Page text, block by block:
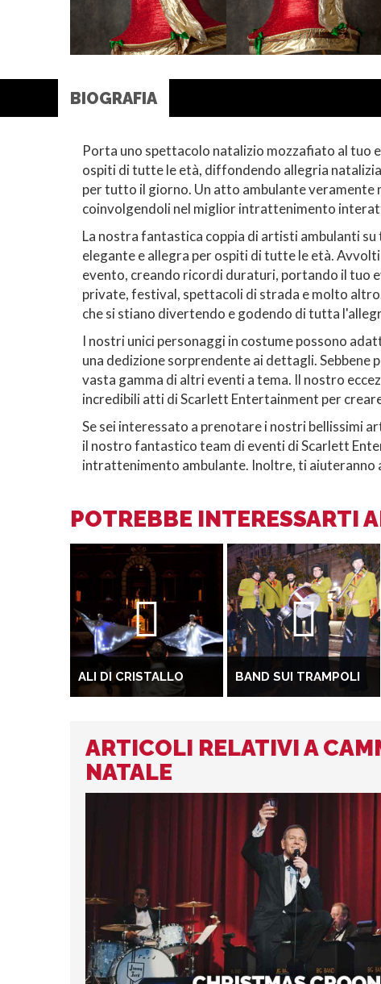
BIOGRAFIA
Porta uno spettacolo natalizio mozzafiato al tuo
ospiti di tutte le età, diffondendo allegria
per tutto il giorno. Un atto ambulante
coinvolgendoli nel miglior intrattenimento
La nostra fantastica coppia di artisti ambulanti
elegante e allegra per ospiti di tutte le età.
evento, creando ricordi duraturi, portando il tuo
private, festival, spettacoli di strada e molto
che si stiano divertendo e godendo di tutta
I nostri unici personaggi in costume possono
una dedizione sorprendente ai dettagli.
vasta gamma di altri eventi a tema. Il nostro
incredibili atti di Scarlett Entertainment per
Se sei interessato a prenotare i nostri bellissimi
il nostro fantastico team di eventi di Scarlett
intrattenimento ambulante. Inoltre, ti aiuteranno
POTREBBE INTERESSARTI
ALI DI CRISTALLO BAND SUI TRAMPOLI
ARTICOLI RELATIVI A
NATALE